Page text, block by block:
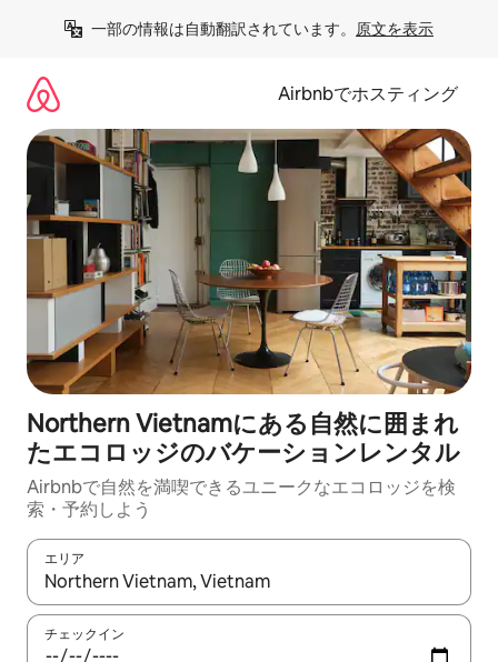
一部の情報は自動翻訳されています。 原文を表示
Airbnbでホスティング
Northern Vietnamにある自然に囲まれ
たエコロッジのバケーションレンタル
Airbnbで自然を満喫できるユニークなエコロッジを検
索・予約しよう
エリア
検索結果が表示されたら、上下の矢印キーを使って移動するか
チェックイン